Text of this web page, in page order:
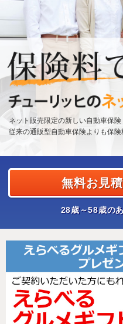
保険料で選ぶなら
チューリッヒのネット専用自動車保険
ネット販売限定の新しい自動車保険
従来の通販型自動車保険よりも保険
無料お見
28歳～58歳の